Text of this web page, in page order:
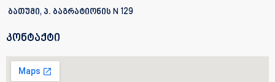
ბათუმი, პ. ბაგრატიონის N 129
კონტაქტი